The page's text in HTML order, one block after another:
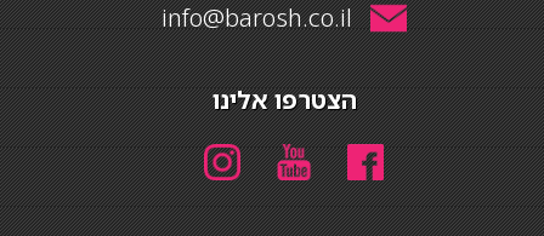
info@barosh.co.il
הצטרפו אלינו